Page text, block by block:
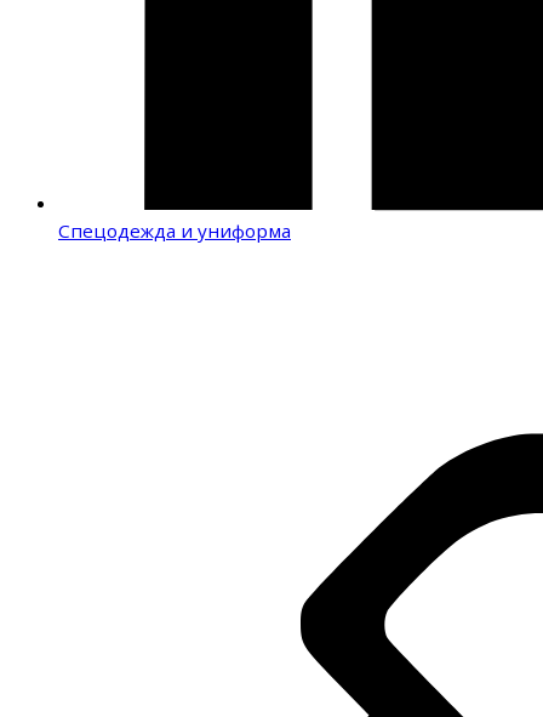
Спецодежда и униформа